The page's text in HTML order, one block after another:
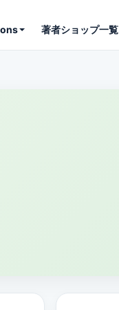
著者ショップ一覧